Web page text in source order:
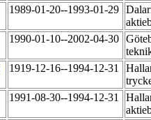
1989-01-20--1993-01-29
1990-01-10--2002-04-30
1919-12-16--1994-12-31
1991-08-30--1994-12-31